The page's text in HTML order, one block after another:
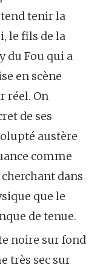
tenir la
le fils de la
du Fou qui a
en scène
réel. On
de ses
austère
comme
cherchant dans
que le
de tenue.
noire sur fond
très sec sur